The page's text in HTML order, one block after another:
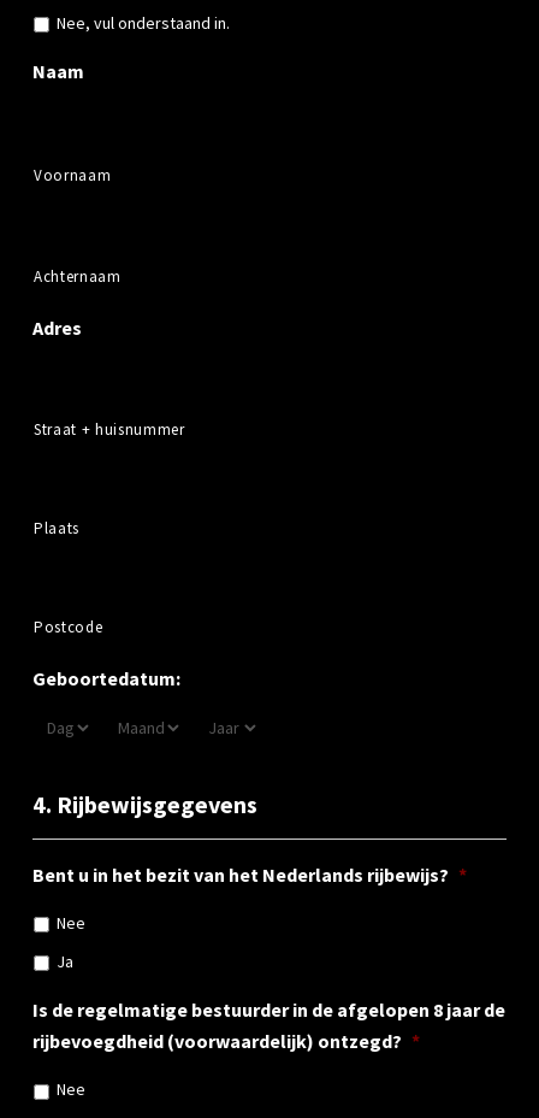
Nee, vul onderstaand in.
Naam
Voornaam
Achternaam
Adres
Straat + huisnummer
Plaats
Postcode
Geboortedatum:
4. Rijbewijsgegevens
Bent u in het bezit van het Nederlands rijbewijs? *
Nee
Ja
Is de regelmatige bestuurder in de afgelopen 8 jaar de
rijbevoegdheid (voorwaardelijk) ontzegd? *
Nee